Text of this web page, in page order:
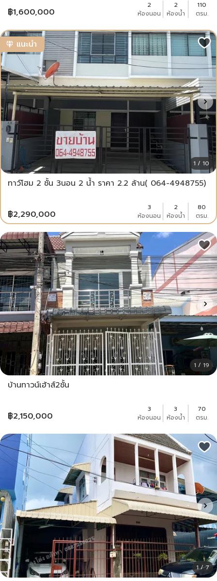
฿1,600,000
2
ห้องนอน
2
ห้องน้ำ
110
ตรม.
แนะนำ
1 / 10
ทาว์โฮม 2 ชั้น 3นอน 2 น้ำ ราคา 2.2 ล้าน( 064-4948755)
฿2,290,000
3
ห้องนอน
2
ห้องน้ำ
80
ตรม.
1 / 19
บ้านทาวน์เฮ้าส์2ชั้น
฿2,150,000
3
ห้องนอน
3
ห้องน้ำ
70
ตรม.
1 / 7